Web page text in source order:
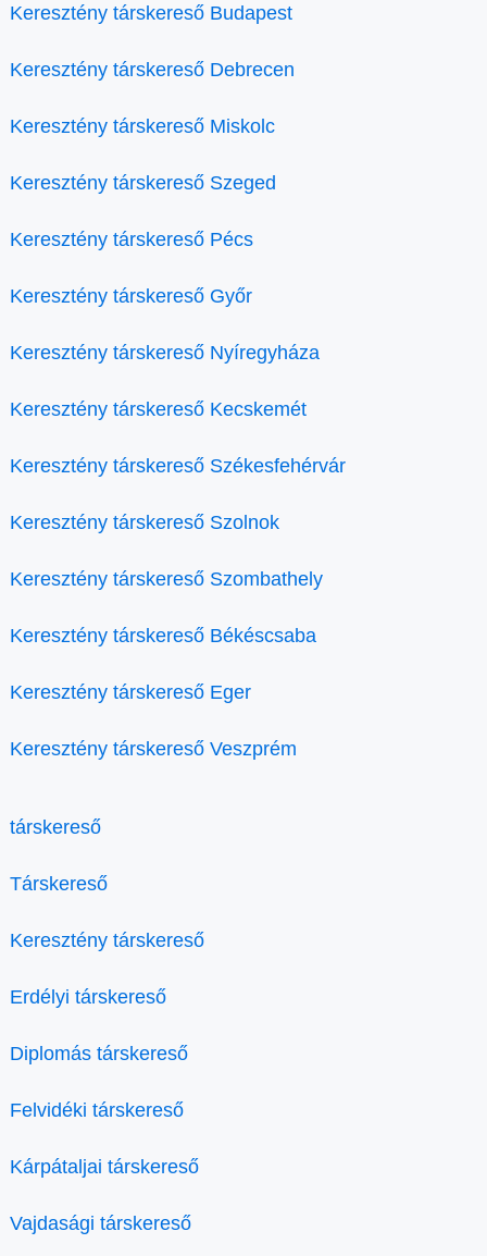
Keresztény társkereső Budapest
Keresztény társkereső Debrecen
Keresztény társkereső Miskolc
Keresztény társkereső Szeged
Keresztény társkereső Pécs
Keresztény társkereső Győr
Keresztény társkereső Nyíregyháza
Keresztény társkereső Kecskemét
Keresztény társkereső Székesfehérvár
Keresztény társkereső Szolnok
Keresztény társkereső Szombathely
Keresztény társkereső Békéscsaba
Keresztény társkereső Eger
Keresztény társkereső Veszprém
társkereső
Társkereső
Keresztény társkereső
Erdélyi társkereső
Diplomás társkereső
Felvidéki társkereső
Kárpátaljai társkereső
Vajdasági társkereső